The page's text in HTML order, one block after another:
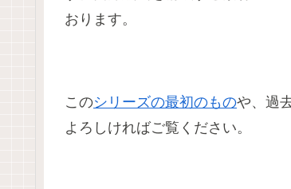
おります。
このシリーズの最初のものや、過
よろしければご覧ください。